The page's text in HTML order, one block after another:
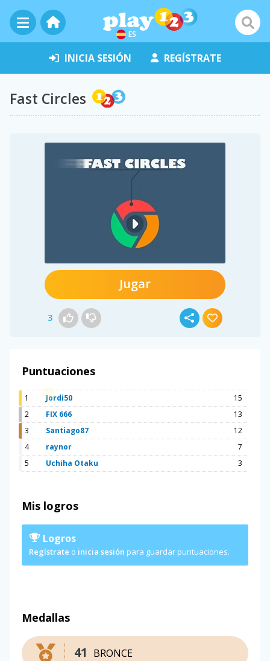
ES
INICIA SESIÓN REGÍSTRATE
Fast Circles
Jugar
3
Puntuaciones
1 Jordi50
15
2
FIX 666
13
3
Santiago87
12
4
raynor
7
5
Uchiha Otaku 3
Mis logros
Logros
Regístrate o inicia sesión para guardar puntuaciones.
Medallas
BRONCE
41